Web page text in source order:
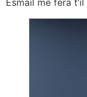
Esmail me fera